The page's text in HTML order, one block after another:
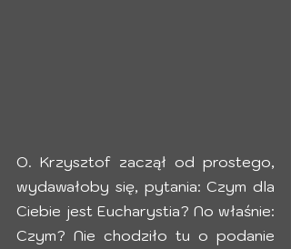
O. Krzysztof zaczął od prostego,
wydawałoby się, pytania: Czym dla
Ciebie jest Eucharystia? No właśnie:
Czym? Nie chodziło tu o podanie